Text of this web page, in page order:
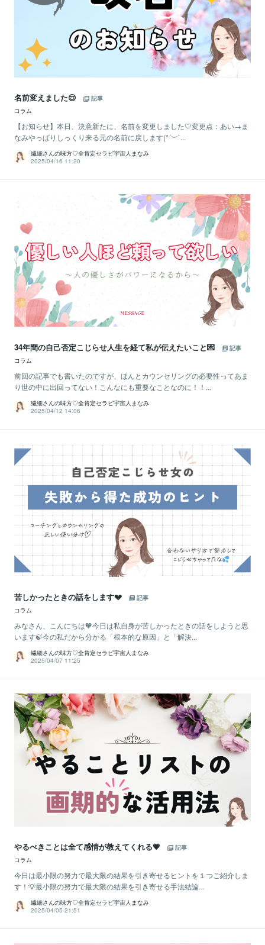
名前変えました😌
記事
コラム
【お知らせ】本日、決意新たに、名前を変更しました🤍変更点：あい→ま
なみやっぱりしっくり来る元の名前に戻します(*´﹀`...
繊細さんの味方♡全肯定セラピ宇宙人まなみ
2025/04/16 11:20
34年間の自己否定こじらせ人生を経て私が伝えたいこと💌
記事
コラム
前回の記事でも書いたのですが、ほんとカウンセリングの必要性ってあま
り世の中に出回ってない！こんなにも重要なことなのに！！...
繊細さんの味方♡全肯定セラピ宇宙人まなみ
2025/04/12 14:06
苦しかったときの話をします💔
記事
コラム
みなさん、こんにちは🧡今日は私自身が苦しかったときの話をしようと思
います🍃今の私だから分かる「根本的な原因」と「解決...
繊細さんの味方♡全肯定セラピ宇宙人まなみ
2025/04/07 11:25
やるべきことは全て感情が教えてくれる💗
記事
コラム
今日は最小限の努力で最大限の結果を引き寄せるヒントを１つご紹介しま
す！💡最小限の努力で最大限の結果を引き寄せる手法結論...
繊細さんの味方♡全肯定セラピ宇宙人まなみ
2025/04/05 21:51